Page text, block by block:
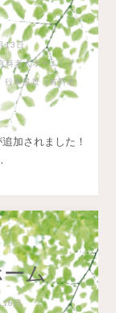
13日
料老人ホーム）/
行事風景（有料老
加されました！
ム
18日